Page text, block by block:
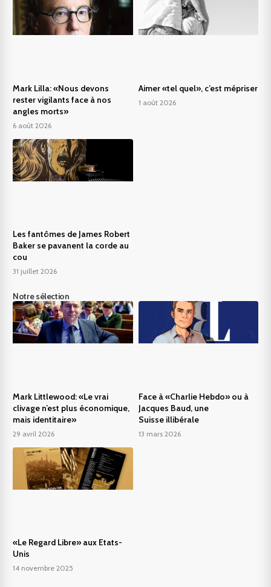
Mark Lilla: «Nous devons
rester vigilants face à nos
angles morts»
6 août 2026
Aimer «tel quel», c’est mépriser
1 août 2026
Les fantômes de James Robert
Baker se pavanent la corde au
cou
31 juillet 2026
Notre sélection
Mark Littlewood: «Le vrai
clivage n’est plus économique,
mais identitaire»
29 avril 2026
Face à «Charlie Hebdo» ou à
Jacques Baud, une
Suisse illibérale
13 mars 2026
«Le Regard Libre» aux Etats-
Unis
14 novembre 2025